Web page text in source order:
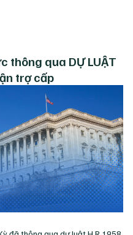
thông qua DỰ LUẬT
trợ cấp